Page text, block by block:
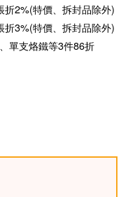
折2%(特價、拆封品除外)
折3%(特價、拆封品除外)
單支烙鐵等3件86折